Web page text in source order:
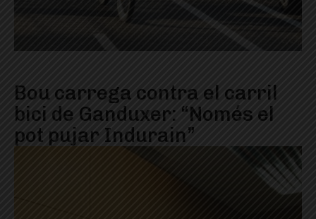
Bou carrega contra el carril
bici de Ganduxer: “Només el
pot pujar Indurain”